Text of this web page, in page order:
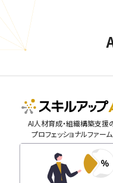
AI人材育成・組織構築支援
プロフェッショナルファーム